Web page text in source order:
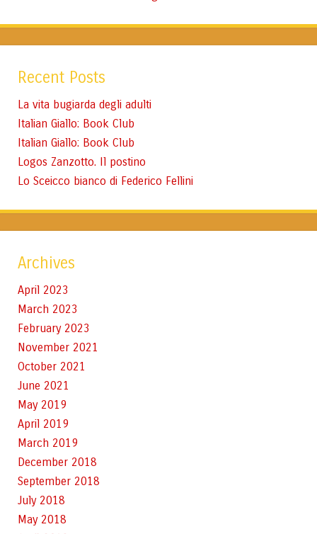
Recent Posts
La vita bugiarda degli adulti
Italian Giallo: Book Club
Italian Giallo: Book Club
Logos Zanzotto. Il postino
Lo Sceicco bianco di Federico Fellini
Archives
April 2023
March 2023
February 2023
November 2021
October 2021
June 2021
May 2019
April 2019
March 2019
December 2018
September 2018
July 2018
May 2018